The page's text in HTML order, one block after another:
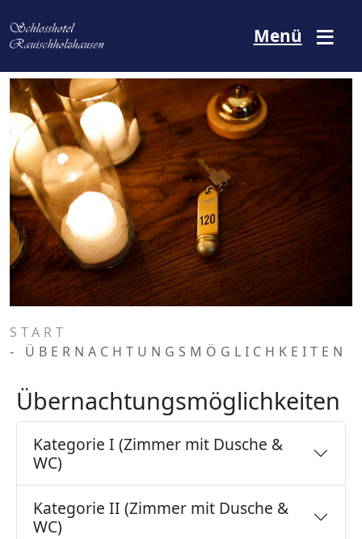
Menü
START
- ÜBERNACHTUNGSMÖGLICHKEITEN
Übernachtungsmöglichkeiten
Kategorie I (Zimmer mit Dusche &
WC)
Kategorie II (Zimmer mit Dusche &
WC)